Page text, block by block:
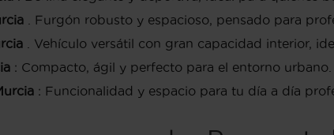
. Furgón robusto y espacioso, pensado para
. Vehículo versátil con gran capacidad interior,
: Compacto, ágil y perfecto para el entorno urbano.
: Funcionalidad y espacio para tu día a día